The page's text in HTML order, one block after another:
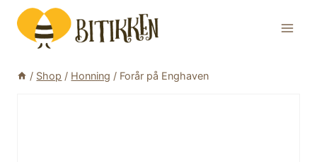
Skip
content
/ Shop / Honning / Forår på Enghaven